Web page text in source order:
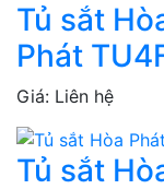
Tủ sắt
Phát
Giá: Liên hệ
Tủ sắt